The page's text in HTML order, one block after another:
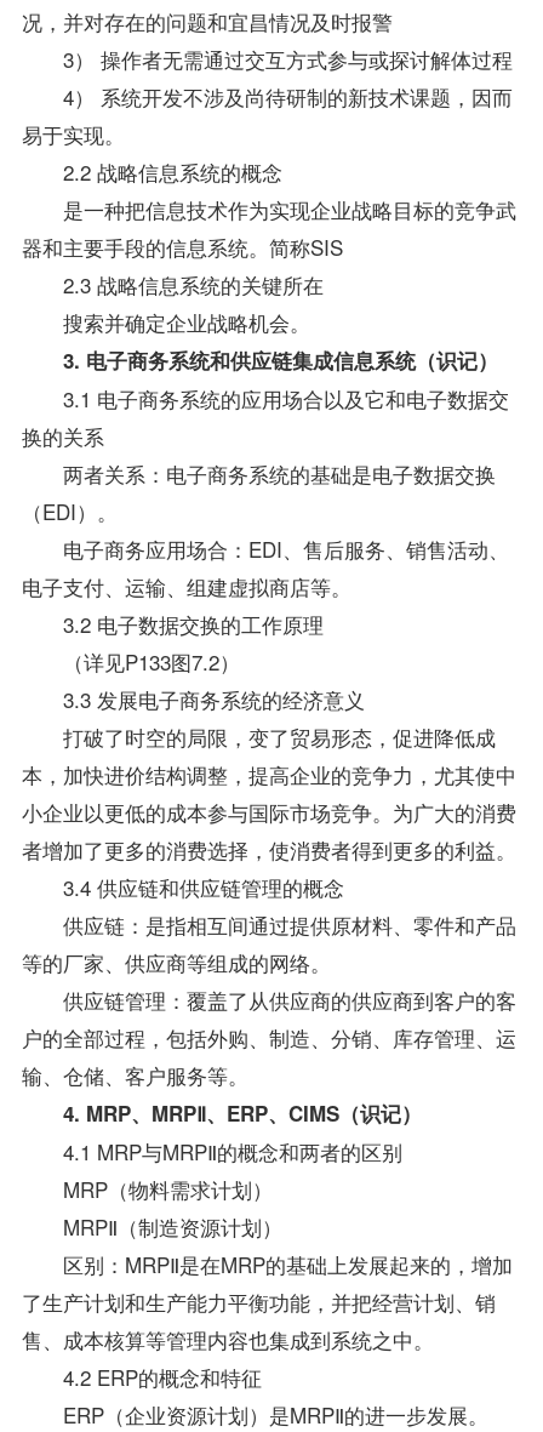
况，并对存在的问题和宜昌情况及时报警
3） 操作者无需通过交互方式参与或探讨解体过程
4） 系统开发不涉及尚待研制的新技术课题，因而
易于实现。
2.2 战略信息系统的概念
是一种把信息技术作为实现企业战略目标的竞争武
器和主要手段的信息系统。简称SIS
2.3 战略信息系统的关键所在
搜索并确定企业战略机会。
3. 电子商务系统和供应链集成信息系统（识记）
3.1 电子商务系统的应用场合以及它和电子数据交
换的关系
两者关系：电子商务系统的基础是电子数据交换
（EDI）。
电子商务应用场合：EDI、售后服务、销售活动、
电子支付、运输、组建虚拟商店等。
3.2 电子数据交换的工作原理
（详见P133图7.2）
3.3 发展电子商务系统的经济意义
打破了时空的局限，变了贸易形态，促进降低成
本，加快进价结构调整，提高企业的竞争力，尤其使中
小企业以更低的成本参与国际市场竞争。为广大的消费
者增加了更多的消费选择，使消费者得到更多的利益。
3.4 供应链和供应链管理的概念
供应链：是指相互间通过提供原材料、零件和产品
等的厂家、供应商等组成的网络。
供应链管理：覆盖了从供应商的供应商到客户的客
户的全部过程，包括外购、制造、分销、库存管理、运
输、仓储、客户服务等。
4. MRP、MRPⅡ、ERP、CIMS（识记）
4.1 MRP与MRPⅡ的概念和两者的区别
MRP（物料需求计划）
MRPⅡ（制造资源计划）
区别：MRPⅡ是在MRP的基础上发展起来的，增加
了生产计划和生产能力平衡功能，并把经营计划、销
售、成本核算等管理内容也集成到系统之中。
4.2 ERP的概念和特征
ERP（企业资源计划）是MRPⅡ的进一步发展。